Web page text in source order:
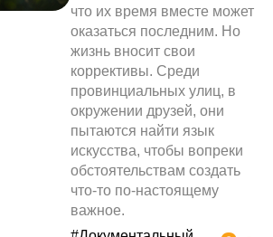
что их время вместе может
оказаться последним. Но
жизнь вносит свои
коррективы. Среди
провинциальных улиц, в
окружении друзей, они
пытаются найти язык
искусства, чтобы вопреки
обстоятельствам создать
что-то по-настоящему
важное.